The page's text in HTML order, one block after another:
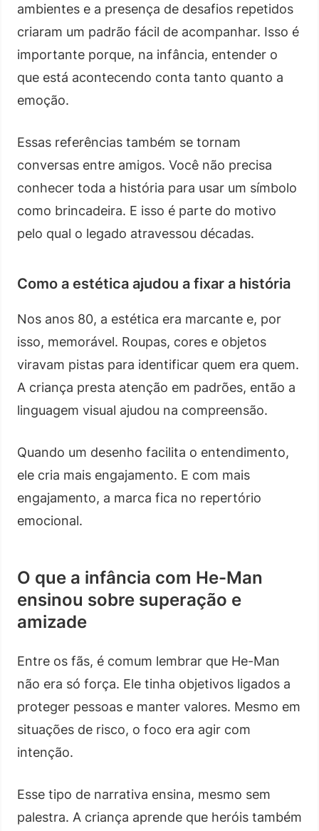
ambientes e a presença de desafios repetidos
criaram um padrão fácil de acompanhar. Isso é
importante porque, na infância, entender o
que está acontecendo conta tanto quanto a
emoção.
Essas referências também se tornam
conversas entre amigos. Você não precisa
conhecer toda a história para usar um símbolo
como brincadeira. E isso é parte do motivo
pelo qual o legado atravessou décadas.
Como a estética ajudou a fixar a história
Nos anos 80, a estética era marcante e, por
isso, memorável. Roupas, cores e objetos
viravam pistas para identificar quem era quem.
A criança presta atenção em padrões, então a
linguagem visual ajudou na compreensão.
Quando um desenho facilita o entendimento,
ele cria mais engajamento. E com mais
engajamento, a marca fica no repertório
emocional.
O que a infância com He-Man
ensinou sobre superação e
amizade
Entre os fãs, é comum lembrar que He-Man
não era só força. Ele tinha objetivos ligados a
proteger pessoas e manter valores. Mesmo em
situações de risco, o foco era agir com
intenção.
Esse tipo de narrativa ensina, mesmo sem
palestra. A criança aprende que heróis também